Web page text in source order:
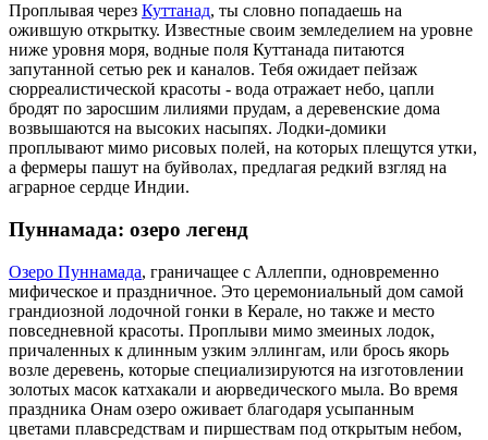
Проплывая через Куттанад, ты словно попадаешь на
ожившую открытку. Известные своим земледелием на уровне
ниже уровня моря, водные поля Куттанада питаются
запутанной сетью рек и каналов. Тебя ожидает пейзаж
сюрреалистической красоты - вода отражает небо, цапли
бродят по заросшим лилиями прудам, а деревенские дома
возвышаются на высоких насыпях. Лодки-домики
проплывают мимо рисовых полей, на которых плещутся утки,
а фермеры пашут на буйволах, предлагая редкий взгляд на
аграрное сердце Индии.
Пуннамада: озеро легенд
Озеро Пуннамада, граничащее с Аллеппи, одновременно
мифическое и праздничное. Это церемониальный дом самой
грандиозной лодочной гонки в Керале, но также и место
повседневной красоты. Проплыви мимо змеиных лодок,
причаленных к длинным узким эллингам, или брось якорь
возле деревень, которые специализируются на изготовлении
золотых масок катхакали и аюрведического мыла. Во время
праздника Онам озеро оживает благодаря усыпанным
цветами плавсредствам и пиршествам под открытым небом,